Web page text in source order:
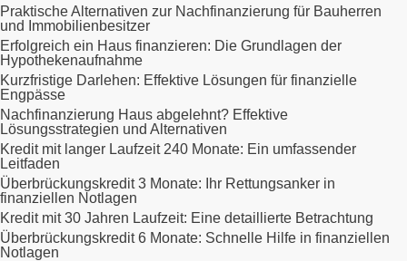
Praktische Alternativen zur Nachfinanzierung für Bauherren
und Immobilienbesitzer
Erfolgreich ein Haus finanzieren: Die Grundlagen der
Hypothekenaufnahme
Kurzfristige Darlehen: Effektive Lösungen für finanzielle
Engpässe
Nachfinanzierung Haus abgelehnt? Effektive
Lösungsstrategien und Alternativen
Kredit mit langer Laufzeit 240 Monate: Ein umfassender
Leitfaden
Überbrückungskredit 3 Monate: Ihr Rettungsanker in
finanziellen Notlagen
Kredit mit 30 Jahren Laufzeit: Eine detaillierte Betrachtung
Überbrückungskredit 6 Monate: Schnelle Hilfe in finanziellen
Notlagen